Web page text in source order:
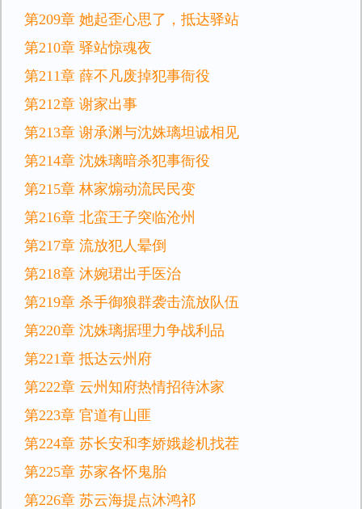
第209章 她起歪心思了，抵达驿站
第210章 驿站惊魂夜
第211章 薛不凡废掉犯事衙役
第212章 谢家出事
第213章 谢承渊与沈姝璃坦诚相见
第214章 沈姝璃暗杀犯事衙役
第215章 林家煽动流民民变
第216章 北蛮王子突临沧州
第217章 流放犯人晕倒
第218章 沐婉珺出手医治
第219章 杀手御狼群袭击流放队伍
第220章 沈姝璃据理力争战利品
第221章 抵达云州府
第222章 云州知府热情招待沐家
第223章 官道有山匪
第224章 苏长安和李娇娥趁机找茬
第225章 苏家各怀鬼胎
第226章 苏云海提点沐鸿祁